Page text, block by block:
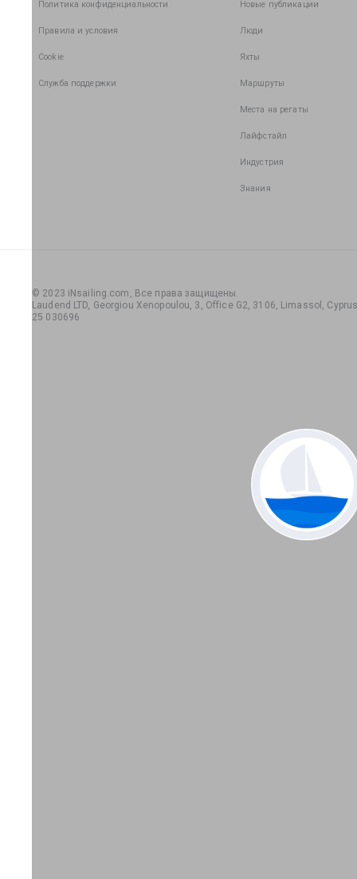
Политика конфиденциальности
Правила и условия
Cookie
Служба поддержки
Новые публикации
Люди
Яхты
Маршруты
Места на регаты
Лайфстайл
Индустрия
Знания
© 2023 iNsailing.com, Все права защищены.
Laudend LTD, Georgiou Xenopoulou, 3, Office G2, 3106, Limassol,
25 030696